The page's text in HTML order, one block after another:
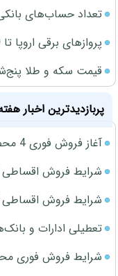
تعداد حساب‌های
پروازهای برقی اروپا تا 2030 آغاز می‌شود
قیمت سکه و طلا پنج‌شنبه 15
پربازدیدترین اخبار
آغاز فروش فوری 4 محصول ایران خودرو در نمایندگی‌ها
شرایط فروش اقساطی KMC SR6 کرمان موتور اعلام شد
شرایط فروش اقساطی JAC J4 (مرداد 1405)
تعطیلی ادارات و بانک‌های 5 استان در روز
شرایط فروش فوری